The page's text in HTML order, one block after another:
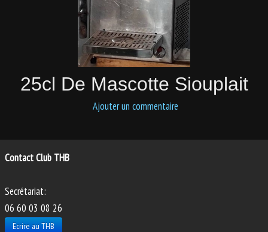
25cl De Mascotte Siouplait
Ajouter un commentaire
Contact Club THB
Secrétariat:
06 60 03 08 26
Ecrire au THB